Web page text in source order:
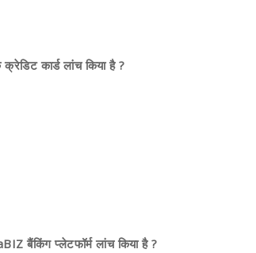
कार्ड लांच किया है ?
बैंकिंग प्लेटफॉर्म लांच किया है ?